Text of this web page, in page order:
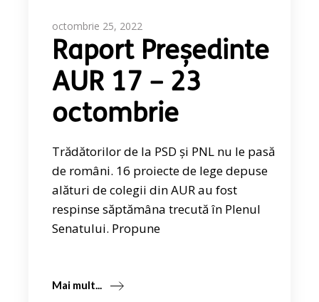
octombrie 25, 2022
Raport Președinte
AUR 17 – 23
octombrie
Trădătorilor de la PSD și PNL nu le pasă
de români. 16 proiecte de lege depuse
alături de colegii din AUR au fost
respinse săptămâna trecută în Plenul
Senatului. Propune
Mai mult...